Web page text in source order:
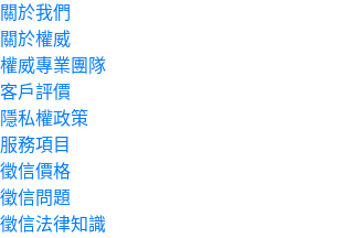
關於我們
關於權威
權威專業團隊
客戶評價
隱私權政策
服務項目
徵信價格
徵信問題
徵信法律知識